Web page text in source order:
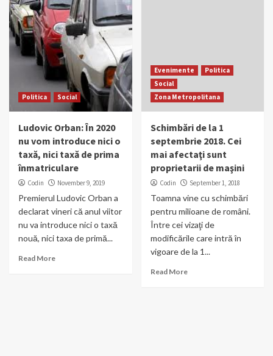
Politica Social
Ludovic Orban: În 2020
nu vom introduce nici o
taxă, nici taxă de prima
înmatriculare
Codin November 9, 2019
Premierul Ludovic Orban a
declarat vineri că anul viitor
nu va introduce nici o taxă
nouă, nici taxa de primă...
Read More
Evenimente
Politica
Social
Zona Metropolitana
Schimbări de la 1
septembrie 2018. Cei
mai afectaţi sunt
proprietarii de maşini
Codin September 1, 2018
Toamna vine cu schimbări
pentru milioane de români.
Între cei vizaţi de
modificările care intră în
vigoare de la 1...
Read More